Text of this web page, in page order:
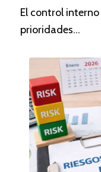
El control
prioridades…